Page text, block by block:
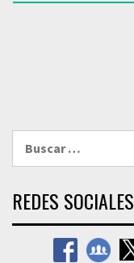
REDES SOCIALES